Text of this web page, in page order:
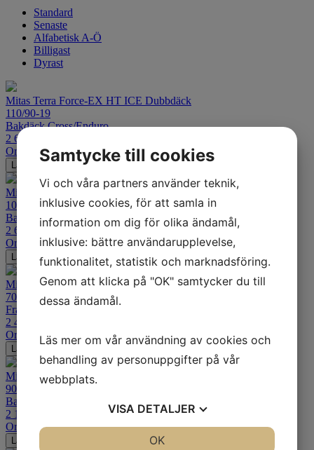
Standard
Senaste
Alfabetisk A-Ö
Billigast
Dyrast
Mitas Terra Force-EX HT ICE Dubbdäck
110/90-19
Bakdäck Cross/Enduro
2 699
Ord. pris:3 701kr -27%
Lägg i varukorgen
Mitas Terra Force-EX HT ICE Dubbdäck
100/90-19
Bakdäck Cross/Enduro
2 619
kr
Ord. pris:3 586kr -27%
Lägg i varukorgen
Mitas Terra Force-EX HT ICE Dubbdäck
70/100-19
Framdäck Cross/Enduro
2 489
Ord. pris:
-27%
Lägg i varukorgen
Mitas Terra Force-EX HT ICE Dubbdäck
90/100-16
Bakdäck Cross/Enduro
2 149
Ord. pris:2 908kr -26%
Lägg i varukorgen
Samtycke till cookies
Vi och våra partners använder teknik,
inklusive cookies, för att samla in
information om dig för olika ändamål,
inklusive: bättre användarupplevelse,
funktionalitet, statistik och marknadsföring.
Genom att klicka på "OK" samtycker du till
dessa ändamål.
Läs mer om vår användning av cookies och
behandling av personuppgifter på vår
webbplats.
VISA DETALJER
OK